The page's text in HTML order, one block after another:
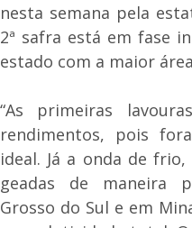
nesta semana pela
2ª safra está em fase
estado com a maior
“As primeiras
rendimentos, pois
ideal. Já a onda de
geadas de maneira
Grosso do Sul e em